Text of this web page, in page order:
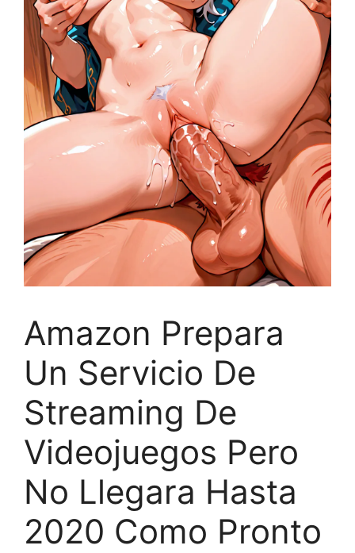
Amazon Prepara
Un Servicio De
Streaming De
Videojuegos Pero
No Llegara Hasta
2020 Como Pronto